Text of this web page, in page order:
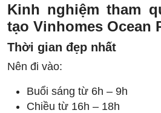
Kinh nghiệm tham
tạo Vinhomes Ocean
Thời gian đẹp nhất
Nên đi vào:
Buổi sáng từ 6h – 9h
Chiều từ 16h – 18h